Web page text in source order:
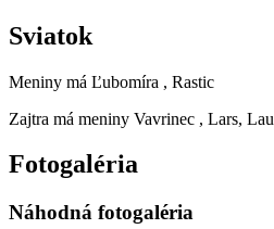
Sviatok
Meniny má Ľubomíra , Rastic
Zajtra má meniny Vavrinec , Lars,
Fotogaléria
Náhodná fotogaléria